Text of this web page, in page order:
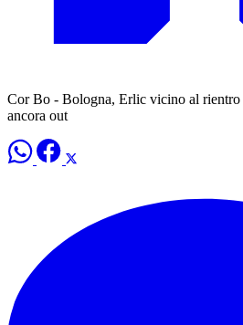
Cor Bo - Bologna, Erlic vicino al
ancora out